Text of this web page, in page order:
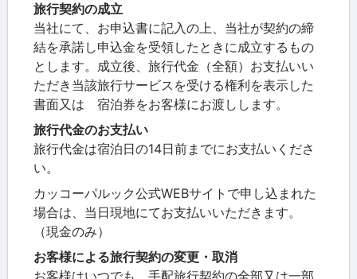
旅行契約の成立
当社にて、お申込書に記入の上、当社が契約の締
結を承諾し申込金を受領したときに成立するもの
とします。成立後、旅行代金（全額）お支払いい
ただき当該旅行サービスを受ける権利を表示した
書面又は 宿泊券をお客様にお渡しします。
旅行代金のお支払い
旅行代金は宿泊日の14日前までにお支払いくださ
い。
カッコーパルック公式WEBサイトで申し込まれた
場合は、当日現地にてお支払いいただきます。
（現金のみ）
お客様による旅行契約の変更・取消